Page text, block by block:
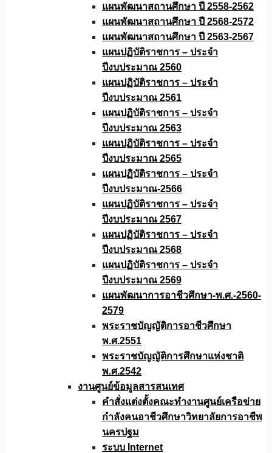
แผนพัฒนาสถานศึกษา ปี 2558-2562
แผนพัฒนาสถานศึกษา ปี 2568-2572
แผนพัฒนาสถานศึกษา ปี 2563-2567
แผนปฏิบัติราชการ – ประจำ
ปีงบประมาณ 2560
แผนปฏิบัติราชการ – ประจำ
ปีงบประมาณ 2561
แผนปฏิบัติราชการ – ประจำ
ปีงบประมาณ 2563
แผนปฏิบัติราชการ – ประจำ
ปีงบประมาณ 2565
แผนปฏิบัติราชการ – ประจำ
ปีงบประมาณ-2566
แผนปฏิบัติราชการ – ประจำ
ปีงบประมาณ 2567
แผนปฏิบัติราชการ – ประจำ
ปีงบประมาณ 2568
แผนปฏิบัติราชการ – ประจำ
ปีงบประมาณ 2569
แผนพัฒนาการอาชีวศึกษา-พ.ศ.-2560-
2579
พระราชบัญญัติการอาชีวศึกษา
พ.ศ.2551
พระราชบัญญัติการศึกษาแห่งชาติ
พ.ศ.2542
งานศูนย์ข้อมูลสารสนเทศ
คำสั่งแต่งตั้งคณะทำงานศูนย์เครือข่าย
กำลังคนอาชีวศึกษาวิทยาลัยการอาชีพ
นครปฐม
ระบบ Internet